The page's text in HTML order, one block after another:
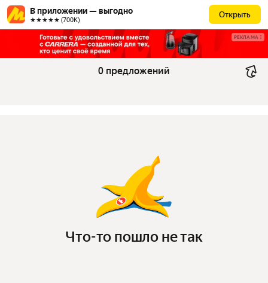
В приложении — выгодно
★★★★★ (700К)
Открыть
РЕКЛАМА
0 предложений
Что-то пошло не так